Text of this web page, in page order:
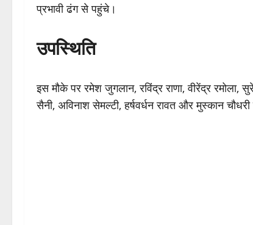
प्रभावी ढंग से पहुंचे।
उपस्थिति
इस मौके पर रमेश जुगलान, रविंद्र राणा, वीरेंद्र रमोला,
सैनी, अविनाश सेमल्टी, हर्षवर्धन रावत और मुस्कान